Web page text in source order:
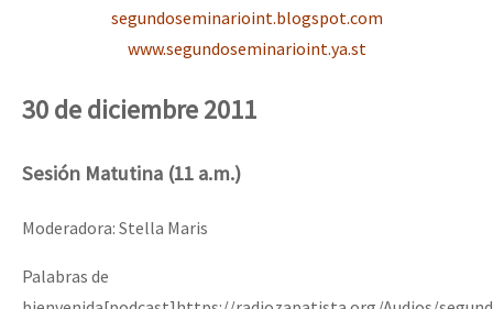
segundoseminarioint.blogspot.com
www.segundoseminarioint.ya.st
30 de diciembre 2011
Sesión Matutina (11 a.m.)
Moderadora: Stella Maris
Palabras de